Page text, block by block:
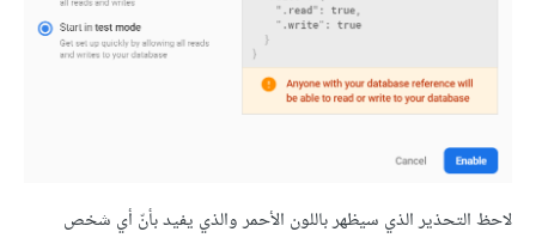
لاحظ التحذير الذي سيظهر باللون الأحمر والذي يفيد بأنّ أي شخص